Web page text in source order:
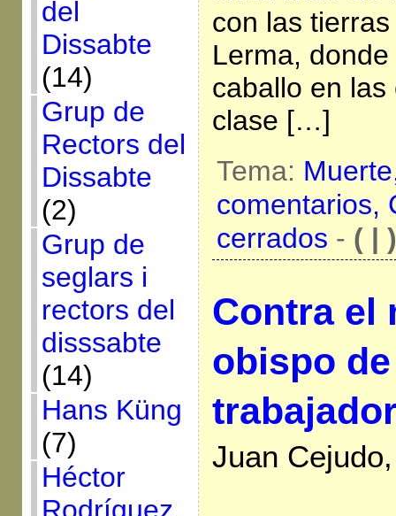
del
Dissabte
(14)
Grup de
Rectors del
Dissabte
(2)
Grup de
seglars i
rectors del
disssabte
(14)
Hans Küng
(7)
Héctor
con las
Lerma,
caballo en
clase […]
Tema:
comentarios,
cerrados - ( | )
Contra el
obispo
Juan